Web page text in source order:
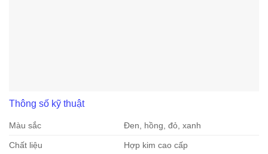
Thông số kỹ thuật
Màu sắc Đen, hồng, đỏ, xanh
Chất liệu Hợp kim cao cấp